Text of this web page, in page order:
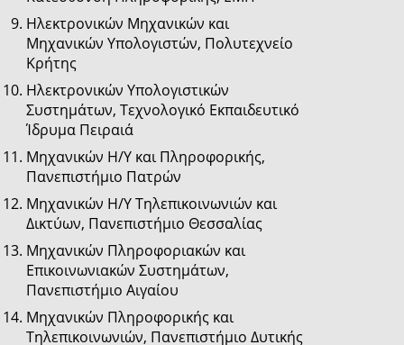
Ηλεκτρονικών Μηχανικών και
Μηχανικών Υπολογιστών, Πολυτεχνείο
Κρήτης
Ηλεκτρονικών Υπολογιστικών
Συστημάτων, Τεχνολογικό Εκπαιδευτικό
Ίδρυμα Πειραιά
Μηχανικών Η/Υ και Πληροφορικής,
Πανεπιστήμιο Πατρών
Μηχανικών Η/Υ Τηλεπικοινωνιών και
Δικτύων, Πανεπιστήμιο Θεσσαλίας
Μηχανικών Πληροφοριακών και
Επικοινωνιακών Συστημάτων,
Πανεπιστήμιο Αιγαίου
Μηχανικών Πληροφορικής και
Τηλεπικοινωνιών, Πανεπιστήμιο Δυτικής